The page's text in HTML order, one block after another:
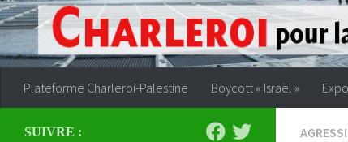
Plateforme Charleroi-Palestine Boycott « Israël » Expo
SUIVRE :